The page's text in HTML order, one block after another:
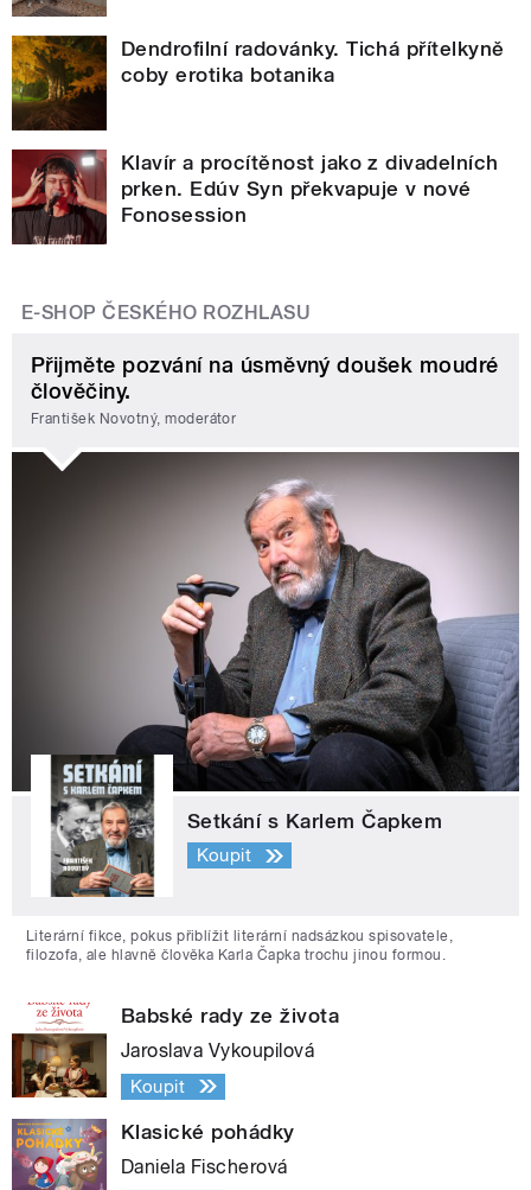
Dendrofilní radovánky. Tichá přítelkyně
coby erotika botanika
Klavír a procítěnost jako z divadelních
prken. Edúv Syn překvapuje v nové
Fonosession
E-SHOP ČESKÉHO ROZHLASU
Přijměte pozvání na úsměvný doušek moudré
člověčiny.
František Novotný, moderátor
Setkání s Karlem Čapkem
Koupit
Literární fikce, pokus přiblížit literární nadsázkou spisovatele,
filozofa, ale hlavně člověka Karla Čapka trochu jinou formou.
Babské rady ze života
Jaroslava Vykoupilová
Koupit
Klasické pohádky
Daniela Fischerová